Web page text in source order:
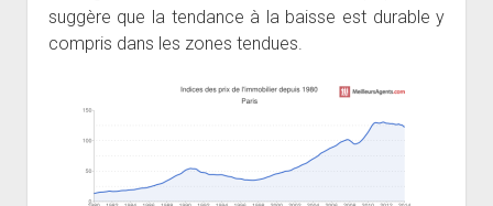
suggère que la tendance à la baisse est durable y
compris dans les zones tendues.